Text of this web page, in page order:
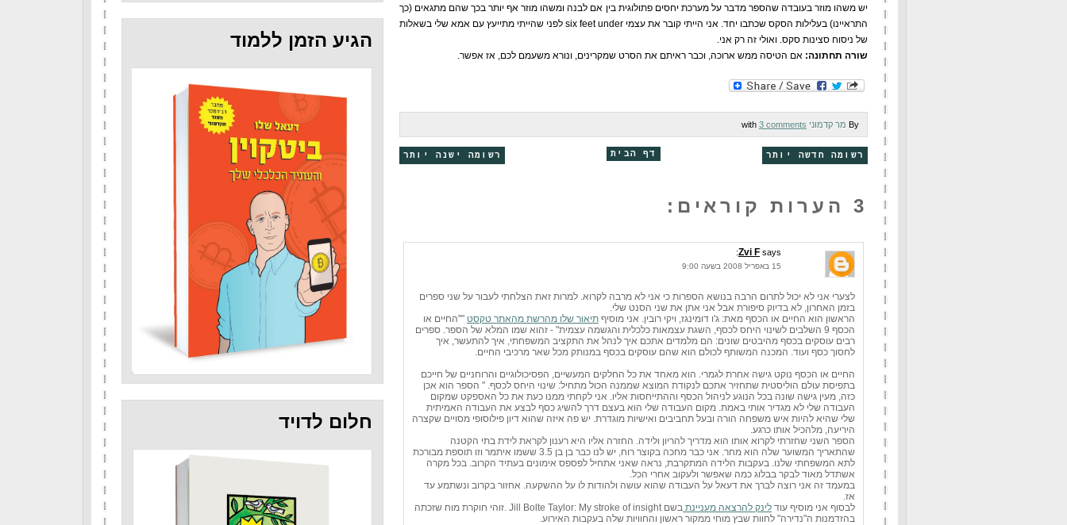
יש משהו מוזר בעובדה שהספר מדבר על מערכת יחסים פתולוגית בין אם לבנה ומשהו מוזר אף יותר בכך שהם מתגאים (כך
התראיינו) בעלילות הסקס שכתבו יחד. אני הייתי קובר את עצמי six feet under לפני שהייתי מתייעץ עם אמא שלי בשאלות
של ניסוח סצינות סקס. ואולי זה רק אני.
שורה תחתונה: אם הטיסה ממש ארוכה, וכבר ראיתם את הסרט שמקרינים, ונורא משעמם לכם, אז אפשר.
By מר קדמוני 3 comments
רשומה חדשה יותר רשומה ישנה יותר דף הבית
3 הערות קוראים:
Zvi F says:
15 באפריל 2008 בשעה 9:00
לצערי אני לא יכול לתרום הרבה בנושא הספרות כי אני לא מרבה לקרוא. למרות זאת הצלחתי לעבור על שני ספרים
בזמן האחרון, לא בדיוק סיפורת אבל אני אתן את שני הסנט שלי.
הראשון הוא החיים או הכסף מאת: ג'ו דומינגז, ויקי רובין. אני מוסיף תיאור שלו מהרשת מהאתר טקסט ""החיים או
הכסף 9 השלבים לשינוי היחס לכסף, השגת עצמאות כלכלית והגשמה עצמית" - זהוא שמו המלא של הספר. ספרים
רבים עוסקים בכסף מהיבטים שונים: הם מלמדים אתכם איך לנהל את התקציב המשפחתי, איך להתעשר, איך
לחסוך כסף ועוד. המכנה המשותף לכולם הוא שהם עוסקים בכסף במנותק מכל שאר מרכיבי החיים.
החיים או הכסף נוקט גישה אחרת לגמרי. הוא מאחד את כל החלקים המעשיים, הפסיכולוגיים והרוחניים של חייכם
בתפיסת עולם הוליסטית שתחזיר אתכם לנקודת המוצא שממנה הכול מתחיל: שינוי היחס לכסף. " הספר הוא אכן
כזה, מעין גישה שונה בכל הנוגע לניהול הכסף וההתייחסות אליו. אני לקחתי ממנו כעת את כל האספקט שמקום
העבודה שלי לא מגדיר אותי באמת. מקום העבודה שלי הוא בעצם דרך להשיג כסף לבצע את העבודה האמיתית
שלי שהיא להיות איש משפחה הורה ובעל תחביבים ואישיות מוגדרת. יש פה איזה שהוא דיון פילוסופי מסויים שקצרה
היריעה, מלהכיל אותו כרגע.
הספר השני שחזרתי לקרוא אותו הוא מדריך להריון ולידה. החזרה אליו היא רענון לקראת לידת בתי הקטנה
שהתאריך המשוער שלה הוא מחר. אני כבר מחכה בקוצר רוח, יש לנו כבר בן בן 3.5 ששמו איתמר וזו תוספת מבורכת
לתא המשפחתי שלנו. בעקבות הלידה המתקרבת, נראה שאני אתחיל לפספס אימונים בעתיד הקרוב. בכל מקרה
אשתדל מאוד לבקר בבלוג כמה שאפשר ולעקוב אחרי הכל.
במעמד זה אני רוצה לברך את דעאל על העבודה שהוא עושה ולהודות לו על ההשקעה. אחזור בקרוב ונשתמע עד
אז.
לבסוף אני מוסיף עוד לינק להרצאה מעניינת
בשם Jill Bolte Taylor: My stroke of insight .זוהי חוקרת מוח שזכתה
בהזדמנות ה"נדירה" לחוות שבץ מוחי ממקור ראשון והחוויות שלה בעקבות האירוע.
הגיע הזמן ללמוד
חלום לדויד